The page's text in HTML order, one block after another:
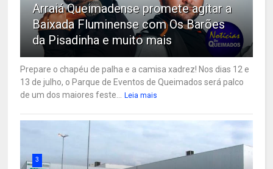
Arraiá Queimadense promete agitar a
Baixada Fluminense com Os Barões
da Pisadinha e muito mais
Prepare o chapéu de palha e a camisa xadrez! Nos dias 12 e
13 de julho, o Parque de Eventos de Queimados será palco
de um dos maiores feste...
Leia mais
3